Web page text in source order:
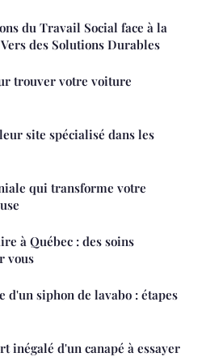
du Travail Social face à la
des Solutions Durables
trouver votre voiture
site spécialisé dans les
qui transforme votre
à Québec : des soins
vous
d'un siphon de lavabo : étapes
inégalé d'un canapé à essayer